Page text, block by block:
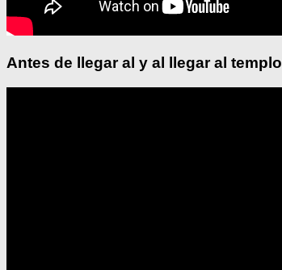
Antes de llegar al y al llegar al templo